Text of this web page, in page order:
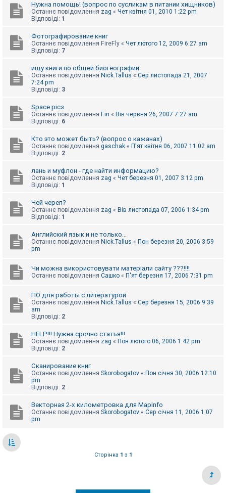
Нужна помощь! (вопрос по сусликам в питании хищников)
Останнє повідомлення zag « Чет квітня 01, 2010 1:22 pm
Відповіді: 1
Фотографирование книг
Останнє повідомлення FireFly « Чет лютого 12, 2009 6:27 am
Відповіді: 7
ищу книги по общей биогеографии
Останнє повідомлення Nick.Tallus « Сер листопада 21, 2007
7:24 pm
Відповіді: 3
Space pics
Останнє повідомлення Fin « Вів червня 26, 2007 7:27 am
Відповіді: 6
Кто это может быть? (вопрос о кажанах)
Останнє повідомлення gaschak « П'ят квітня 06, 2007 11:02 am
Відповіді: 2
лань и муфлон - где найти информацию?
Останнє повідомлення zag « Чет березня 01, 2007 3:12 pm
Відповіді: 1
Чей череп?
Останнє повідомлення zag « Вів листопада 07, 2006 1:34 pm
Відповіді: 1
Английский язык и не только...
Останнє повідомлення Nick.Tallus « Пон березня 20, 2006 3:59
pm
Чи можна використовувати матеріали сайту ???!!!!
Останнє повідомлення Сашко « П'ят березня 17, 2006 7:31 pm
ПО для работы с литературой
Останнє повідомлення Nick.Tallus « Сер березня 15, 2006 9:39
am
Відповіді: 2
HELP!!! Нужна срочно статья!!!
Останнє повідомлення zag « Пон лютого 06, 2006 1:42 pm
Відповіді: 2
Сканирование книг
Останнє повідомлення Skorobogatov « Пон січня 30, 2006 12:10
pm
Відповіді: 2
Векторная 2-х километровка для MapInfo
Останнє повідомлення Skorobogatov « Сер січня 11, 2006 1:07
pm
Сторінка 1 з 1